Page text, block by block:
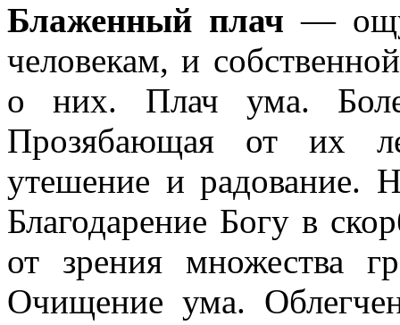
Блаженный плач —
человекам, и
о них. Плач ума.
Прозябающая от их
утешение и радование.
Благодарение Богу в
от зрения множества
Очищение ума.